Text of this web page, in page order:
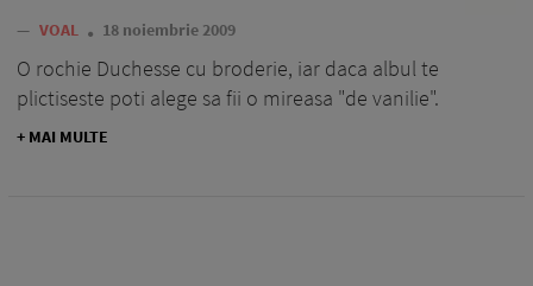
— VOAL 18 noiembrie 2009
O rochie Duchesse cu broderie, iar daca albul te
plictiseste poti alege sa fii o mireasa "de vanilie".
+ MAI MULTE